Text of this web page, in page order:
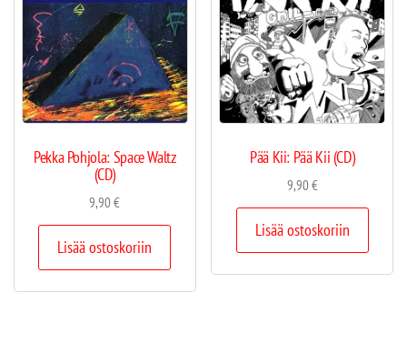
Pekka Pohjola: Space Waltz
(CD)
9,90€
Lisää ostoskoriin
Pää Kii: Pää Kii (CD)
9,90€
Lisää ostoskoriin